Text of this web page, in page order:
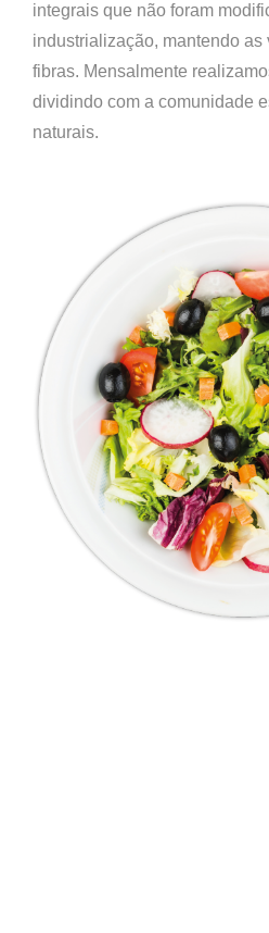
integrais que não foram
industrialização, mantendo as
fibras. Mensalmente
dividindo com a comunidade
naturais.